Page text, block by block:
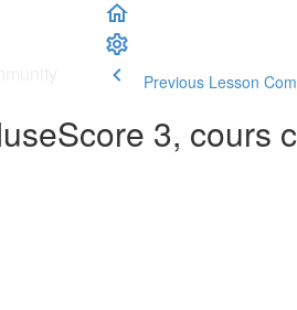
Previous Lesson
3, cours